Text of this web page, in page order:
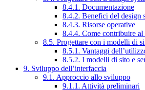
8.4.1. Documentazione
8.4.2. Benefici del design
8.4.3. Risorse operative
8.4.4. Come contribuire al
8.5. Progettare con i modelli di
8.5.1. Vantaggi
8.5.2. I modelli di sito e
9. Sviluppo dell’interfaccia
9.1. Approccio allo sviluppo
9.1.1. Attività preliminari